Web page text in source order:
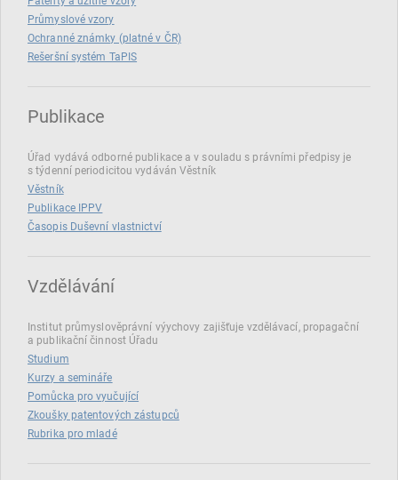
Průmyslové vzory
Ochranné známky (platné v ČR)
Rešeršní systém TaPIS
Publikace
Úřad vydává odborné publikace a v souladu s právními předpisy je
s týdenní periodicitou vydáván Věstník
Věstník
Publikace IPPV
Časopis Duševní vlastnictví
Vzdělávání
Institut průmyslověprávní výychovy zajišťuje vzdělávací, propagační
a publikační činnost Úřadu
Studium
Kurzy a semináře
Pomůcka pro vyučující
Zkoušky patentových zástupců
Rubrika pro mladé